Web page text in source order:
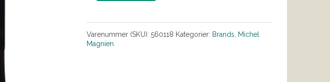
Varenummer (SKU): 560118 Kategorier: Brands
Michel
Magnien